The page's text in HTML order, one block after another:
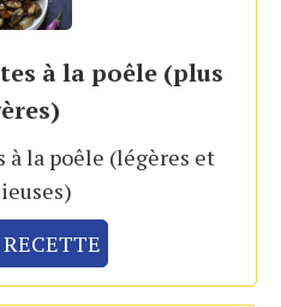
à la poêle (plus
la poêle (légères et